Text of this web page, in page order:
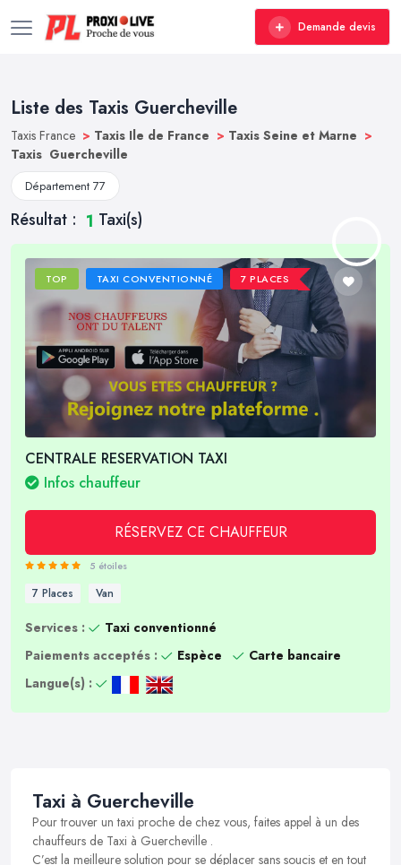
Demande devis
Liste des Taxis Guercheville
Taxis France > Taxis Ile de France > Taxis Seine et Marne >
Taxis Guercheville
Département 77
Résultat : 1 Taxi(s)
TOP TAXI CONVENTIONNÉ 7 PLACES
CENTRALE RESERVATION TAXI
Infos chauffeur
RÉSERVEZ CE CHAUFFEUR
5 étoiles
7 Places Van
Services :
Taxi conventionné
Paiements acceptés :
Espèce
Carte bancaire
Langue(s) :
Taxi à Guercheville
Pour trouver un taxi proche de chez vous, faites appel à un des
chauffeurs de Taxi à Guercheville .
C’est la meilleure solution pour se déplacer sans soucis et en tout